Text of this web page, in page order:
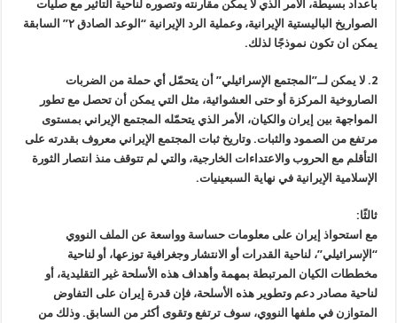
بأعداد بسيطة، الأمر الذي لا يمكن مقارنته وتصوره لناحية التأثير مع صليات
الصواريخ الباليستية الإيرانية، وعملية الرد الإيرانية “الوعد الصادق ٢” السابقة
يمكن ان تكون نموذجًا لذلك.
2. لا يمكن لــ”المجتمع الإسرائيلي” أن يتحمّل أي حملة من الضربات
الصاروخية المركزة أو حتى العشوائية، مثل التي يمكن أن تحصل مع تطور
المواجهة بين إيران والكيان، الأمر الذي يتحمّله المجتمع الإيراني بمستوى
مرتفع من الصمود والثبات. وتاريخ ثبات المجتمع الإيراني معروف بقدرته على
التأقلم مع الحروب والاعتداءات الخارجية، والتي لم تتوقف منذ انتصار الثورة
الإسلامية الإيرانية في نهاية السبعينيات.
ثالثًا:
مع استحواذ إيران على معلومات حساسة وواسعة عن الملف النووي
“الإسرائيلي”، لناحية القدرات أو الانتشار وجغرافية توزعها، أو لناحية
مخططات الكيان المرتبطة بمهمة وأهداف هذه الأسلحة غير التقليدية، أو
لناحية مصادر دعم وتطوير هذه الأسلحة، فإن قدرة إيران على التفاوض
المتوازن في ملفها النووي، سوف ترتفع وتقوى أكثر من السابق. وذلك من